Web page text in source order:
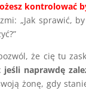
kontrolować
„Jak sprawić,
że cię tu
jeśli naprawdę
żonę, gdy